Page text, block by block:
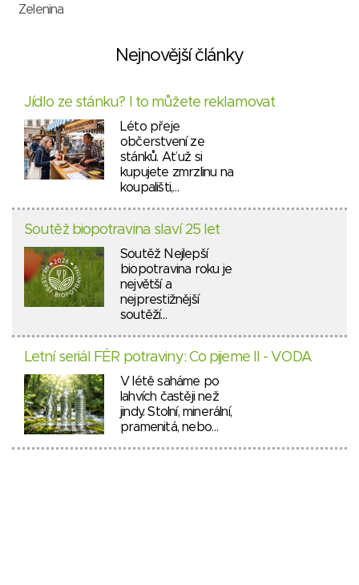
Zelenina
Nejnovější články
Jídlo ze stánku? I to můžete reklamovat
Léto přeje
občerstvení ze
stánků. Ať už si
kupujete zmrzlinu na
koupališti,…
Soutěž biopotravina slaví 25 let
Soutěž Nejlepší
biopotravina roku je
největší a
nejprestižnější
soutěží…
Letní seriál FÉR potraviny: Co pijeme II - VODA
V létě saháme po
lahvích častěji než
jindy. Stolní, minerální,
pramenitá, nebo…